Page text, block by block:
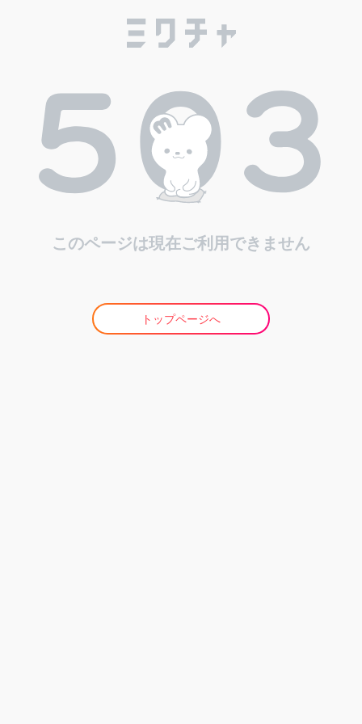
このページは現在ご利用できません